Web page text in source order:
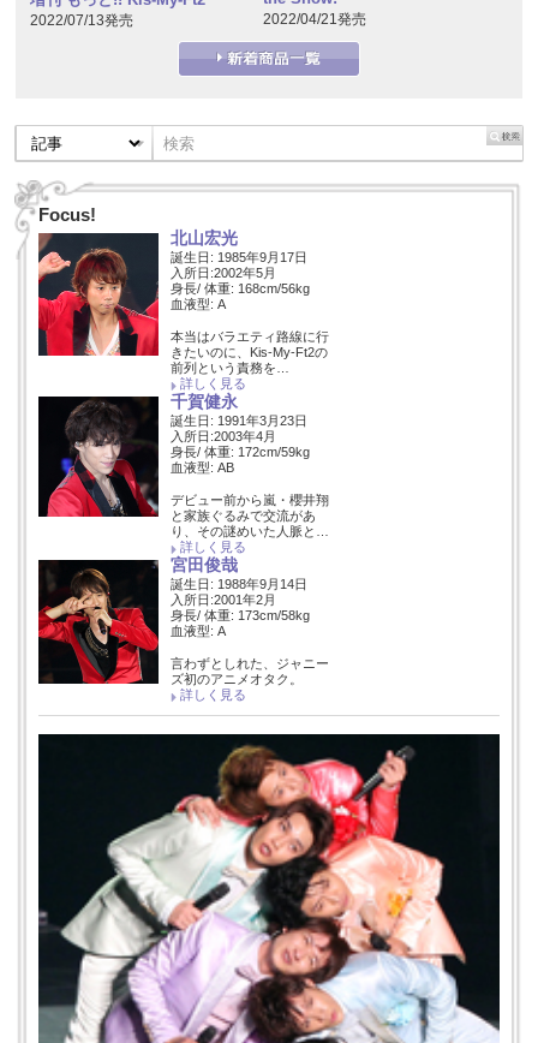
2022/07/13発売 2022/04/21発売
Focus!
北山宏光
誕生日: 1985年9月17日
入所日:2002年5月
身長/ 体重: 168cm/56kg
血液型: A
本当はバラエティ路線に行
きたいのに、Kis-My-Ft2の
前列という責務を…
詳しく見る
千賀健永
誕生日: 1991年3月23日
入所日:2003年4月
身長/ 体重: 172cm/59kg
血液型: AB
デビュー前から嵐・櫻井翔
と家族ぐるみで交流があ
り、その謎めいた人脈と…
詳しく見る
宮田俊哉
誕生日: 1988年9月14日
入所日:2001年2月
身長/ 体重: 173cm/58kg
血液型: A
言わずとしれた、ジャニー
ズ初のアニメオタク。
詳しく見る